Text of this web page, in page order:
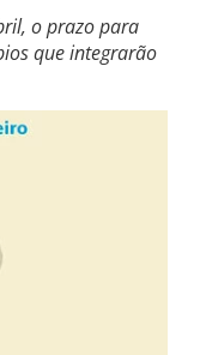
o prazo para
que integrarão